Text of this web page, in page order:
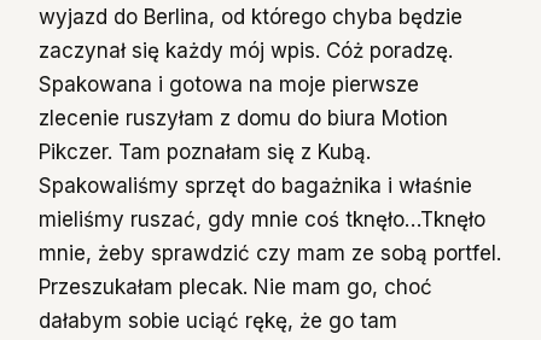
wyjazd do Berlina, od którego chyba będzie
zaczynał się każdy mój wpis. Cóż poradzę.
Spakowana i gotowa na moje pierwsze
zlecenie ruszyłam z domu do biura Motion
Pikczer. Tam poznałam się z Kubą.
Spakowaliśmy sprzęt do bagażnika i właśnie
mieliśmy ruszać, gdy mnie coś tknęło…Tknęło
mnie, żeby sprawdzić czy mam ze sobą portfel.
Przeszukałam plecak. Nie mam go, choć
dałabym sobie uciąć rękę, że go tam